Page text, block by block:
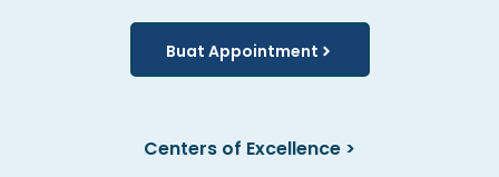
Buat Appointment
Centers of Excellence >